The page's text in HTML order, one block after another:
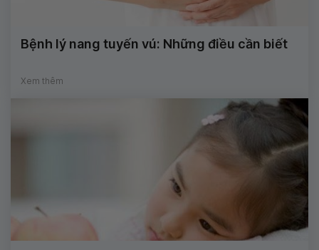
Bệnh lý nang tuyến vú: Những điều cần biết
Xem thêm